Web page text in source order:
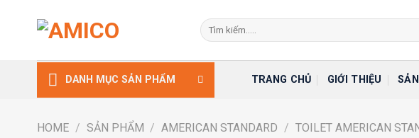
Search
for:
DANH MỤC SẢN PHẨM TRANG CHỦ GIỚI THIỆU
HOME / SẢN PHẨM / AMERICAN STANDARD / TOILET AMERICAN